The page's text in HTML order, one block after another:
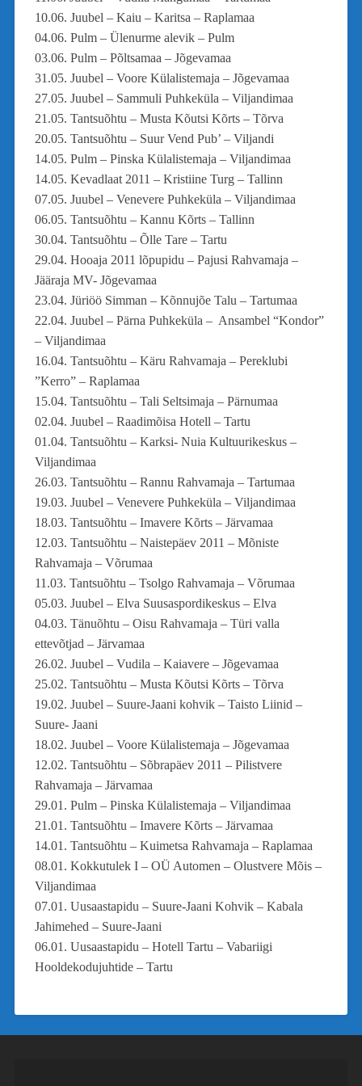
10.06. Juubel – Kaiu – Karitsa – Raplamaa
04.06. Pulm – Ülenurme alevik – Pulm
03.06. Pulm – Põltsamaa – Jõgevamaa
31.05. Juubel – Voore Külalistemaja – Jõgevamaa
27.05. Juubel – Sammuli Puhkeküla – Viljandimaa
21.05. Tantsuõhtu – Musta Kõutsi Kõrts – Tõrva
20.05. Tantsuõhtu – Suur Vend Pub’ – Viljandi
14.05. Pulm – Pinska Külalistemaja – Viljandimaa
14.05. Kevadlaat 2011 – Kristiine Turg – Tallinn
07.05. Juubel – Venevere Puhkeküla – Viljandimaa
06.05. Tantsuõhtu – Kannu Kõrts – Tallinn
30.04. Tantsuõhtu – Õlle Tare – Tartu
29.04. Hooaja 2011 lõpupidu – Pajusi Rahvamaja –
Jääraja MV- Jõgevamaa
23.04. Jüriöö Simman – Kõnnujõe Talu – Tartumaa
22.04. Juubel – Pärna Puhkeküla – Ansambel “Kondor”
– Viljandimaa
16.04. Tantsuõhtu – Käru Rahvamaja – Pereklubi
”Kerro” – Raplamaa
15.04. Tantsuõhtu – Tali Seltsimaja – Pärnumaa
02.04. Juubel – Raadimõisa Hotell – Tartu
01.04. Tantsuõhtu – Karksi- Nuia Kultuurikeskus –
Viljandimaa
26.03. Tantsuõhtu – Rannu Rahvamaja – Tartumaa
19.03. Juubel – Venevere Puhkeküla – Viljandimaa
18.03. Tantsuõhtu – Imavere Kõrts – Järvamaa
12.03. Tantsuõhtu – Naistepäev 2011 – Mõniste
Rahvamaja – Võrumaa
11.03. Tantsuõhtu – Tsolgo Rahvamaja – Võrumaa
05.03. Juubel – Elva Suusaspordikeskus – Elva
04.03. Tänuõhtu – Oisu Rahvamaja – Türi valla
ettevõtjad – Järvamaa
26.02. Juubel – Vudila – Kaiavere – Jõgevamaa
25.02. Tantsuõhtu – Musta Kõutsi Kõrts – Tõrva
19.02. Juubel – Suure-Jaani kohvik – Taisto Liinid –
Suure- Jaani
18.02. Juubel – Voore Külalistemaja – Jõgevamaa
12.02. Tantsuõhtu – Sõbrapäev 2011 – Pilistvere
Rahvamaja – Järvamaa
29.01. Pulm – Pinska Külalistemaja – Viljandimaa
21.01. Tantsuõhtu – Imavere Kõrts – Järvamaa
14.01. Tantsuõhtu – Kuimetsa Rahvamaja – Raplamaa
08.01. Kokkutulek I – OÜ Automen – Olustvere Mõis –
Viljandimaa
07.01. Uusaastapidu – Suure-Jaani Kohvik – Kabala
Jahimehed – Suure-Jaani
06.01. Uusaastapidu – Hotell Tartu – Vabariigi
Hooldekodujuhtide – Tartu